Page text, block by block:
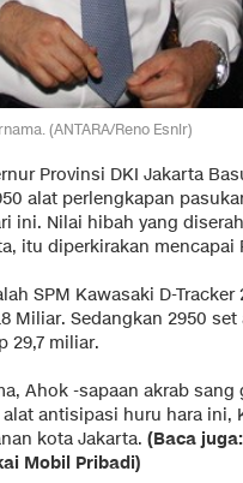
(ANTARA/Reno Esnir)
Provinsi DKI Jakarta
alat perlengkapan
ini. Nilai hibah yang
itu diperkirakan mencapai
SPM Kawasaki D-
Miliar. Sedangkan 2950
29,7 miliar.
Ahok -sapaan akrab
antisipasi huru hara ini,
kota Jakarta. (Baca
Mobil Pribadi)